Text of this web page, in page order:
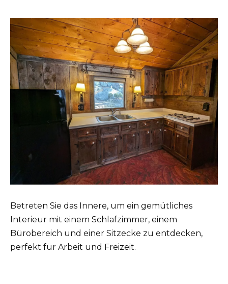
Betreten Sie das Innere, um ein gemütliches
Interieur mit einem Schlafzimmer, einem
Bürobereich und einer Sitzecke zu entdecken,
perfekt für Arbeit und Freizeit.